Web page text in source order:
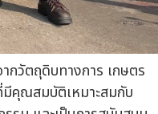
กวัตถุดิบทางการ เกษตร
มีคุณสมบัติเหมาะสมกับ